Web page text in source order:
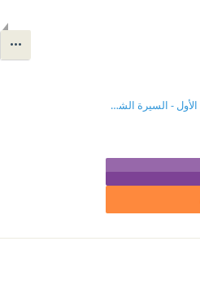
الشيخ قاسم بن محمد آل ثاني: الجزء الأول - السيرة الشخصية